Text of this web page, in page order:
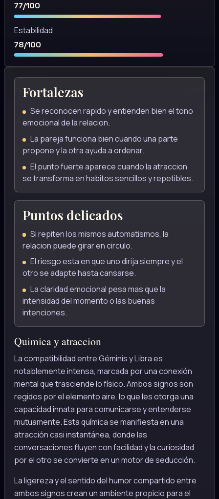
77/100
Estabilidad
78/100
Fortalezas
Se reconocen rapido y entienden bien el tono
emocional de la relacion.
La pareja funciona bien cuando una parte
propone y la otra ayuda a ordenar.
El punto fuerte aparece cuando la atraccion
se transforma en habitos sencillos y repetibles.
Puntos delicados
Si repiten los mismos automatismos, la
relacion puede girar en circulo.
El riesgo esta en que uno dirija siempre y el
otro se adapte hasta cansarse.
La claridad emocional pesa mas que la
intensidad del momento o las buenas
intenciones.
Quimica y atraccion
La compatibilidad entre Géminis y Libra es
notablemente intensa, marcada por una conexión
mental que trasciende lo físico. Ambos signos son
regidos por el elemento aire, lo que les otorga una
capacidad innata para comunicarse y entenderse
mutuamente. Esta química se manifiesta en una
atracción casi instantánea, donde las
conversaciones fluyen con facilidad y la curiosidad
por el otro se convierte en un motor de seducción.
La ligereza y el sentido del humor compartido entre
ambos signos crean un ambiente propicio para el